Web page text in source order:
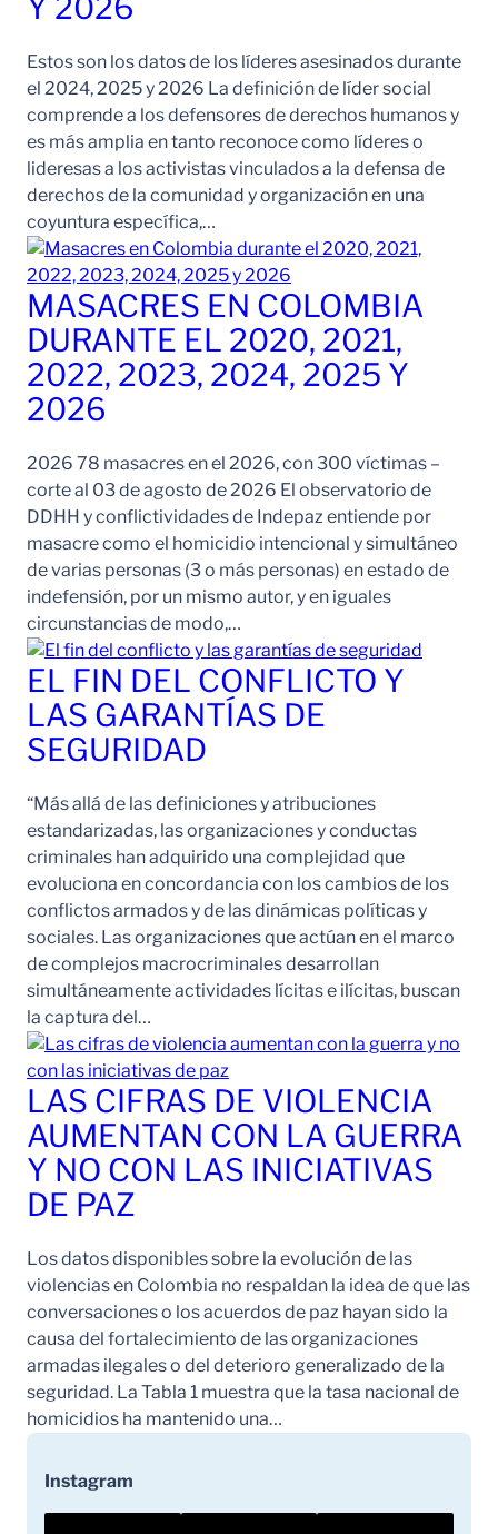
Estos son los datos de los líderes asesinados durante
el 2024, 2025 y 2026 La definición de líder social
comprende a los defensores de derechos humanos y
es más amplia en tanto reconoce como líderes o
lideresas a los activistas vinculados a la defensa de
derechos de la comunidad y organización en una
coyuntura específica,…
MASACRES EN COLOMBIA
DURANTE EL 2020, 2021,
2022, 2023, 2024, 2025 Y
2026
2026 78 masacres en el 2026, con 300 víctimas –
corte al 03 de agosto de 2026 El observatorio de
DDHH y conflictividades de Indepaz entiende por
masacre como el homicidio intencional y simultáneo
de varias personas (3 o más personas) en estado de
indefensión, por un mismo autor, y en iguales
circunstancias de modo,…
EL FIN DEL CONFLICTO Y
LAS GARANTÍAS DE
SEGURIDAD
“Más allá de las definiciones y atribuciones
estandarizadas, las organizaciones y conductas
criminales han adquirido una complejidad que
evoluciona en concordancia con los cambios de los
conflictos armados y de las dinámicas políticas y
sociales. Las organizaciones que actúan en el marco
de complejos macrocriminales desarrollan
simultáneamente actividades lícitas e ilícitas, buscan
la captura del…
LAS CIFRAS DE VIOLENCIA
AUMENTAN CON LA GUERRA
Y NO CON LAS INICIATIVAS
DE PAZ
Los datos disponibles sobre la evolución de las
violencias en Colombia no respaldan la idea de que las
conversaciones o los acuerdos de paz hayan sido la
causa del fortalecimiento de las organizaciones
armadas ilegales o del deterioro generalizado de la
seguridad. La Tabla 1 muestra que la tasa nacional de
homicidios ha mantenido una…
Instagram